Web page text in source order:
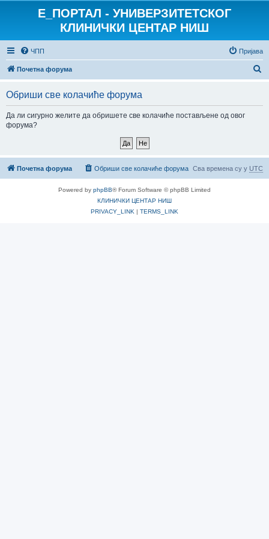
E_ПОРТАЛ - УНИВЕРЗИТЕТСКОГ
КЛИНИЧКИ ЦЕНТАР НИШ
ЧПП Пријава
Почетна форума
а
Обриши све колачиће форума
Да ли сигурно желите да обришете све колачиће постављене од овог
форума?
Почетна форума Сва времена су у UTC
Обриши све колачиће форума
Powered by phpBB® Forum Software © phpBB Limited
КЛИНИЧКИ ЦЕНТАР НИШ
PRIVACY_LINK | TERMS_LINK